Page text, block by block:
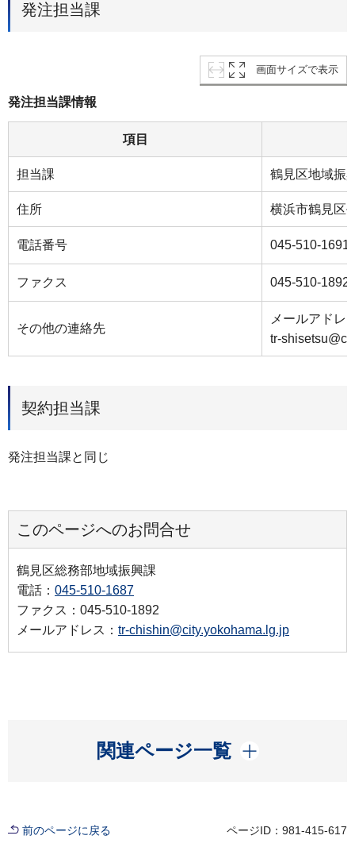
発注担当課
画面サイズで表示
発注担当課情報
項目
担当課 鶴見区地域振
住所 横浜市鶴見区
電話番号 045-510-1691
ファクス 045-510-1892
その他の連絡先
メールアドレ
tr-
契約担当課
発注担当課と同じ
このページへのお問合せ
鶴見区総務部地域振興課
電話： 045-510-1687
ファクス：045-510-1892
メールアドレス： tr-chishin@city.yokohama.lg.jp
関連ページ一覧
開く
前のページに戻る ページID：981-415-617